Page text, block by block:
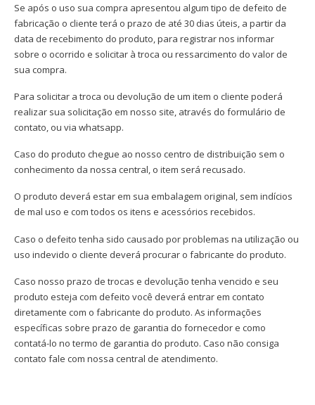
Se após o uso sua compra apresentou algum tipo de defeito de
fabricação o cliente terá o prazo de até 30 dias úteis, a partir da
data de recebimento do produto, para registrar nos informar
sobre o ocorrido e solicitar à troca ou ressarcimento do valor de
sua compra.
Para solicitar a troca ou devolução de um item o cliente poderá
realizar sua solicitação em nosso site, através do formulário de
contato, ou via whatsapp.
Caso do produto chegue ao nosso centro de distribuição sem o
conhecimento da nossa central, o item será recusado.
O produto deverá estar em sua embalagem original, sem indícios
de mal uso e com todos os itens e acessórios recebidos.
Caso o defeito tenha sido causado por problemas na utilização ou
uso indevido o cliente deverá procurar o fabricante do produto.
Caso nosso prazo de trocas e devolução tenha vencido e seu
produto esteja com defeito você deverá entrar em contato
diretamente com o fabricante do produto. As informações
específicas sobre prazo de garantia do fornecedor e como
contatá-lo no termo de garantia do produto. Caso não consiga
contato fale com nossa central de atendimento.